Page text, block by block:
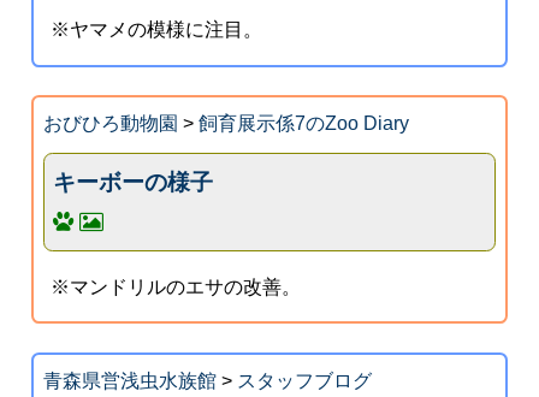
※ヤマメの模様に注目。
おびひろ動物園 > 飼育展示係7のZoo Diary
キーボーの様子
※マンドリルのエサの改善。
青森県営浅虫水族館> スタッフブログ